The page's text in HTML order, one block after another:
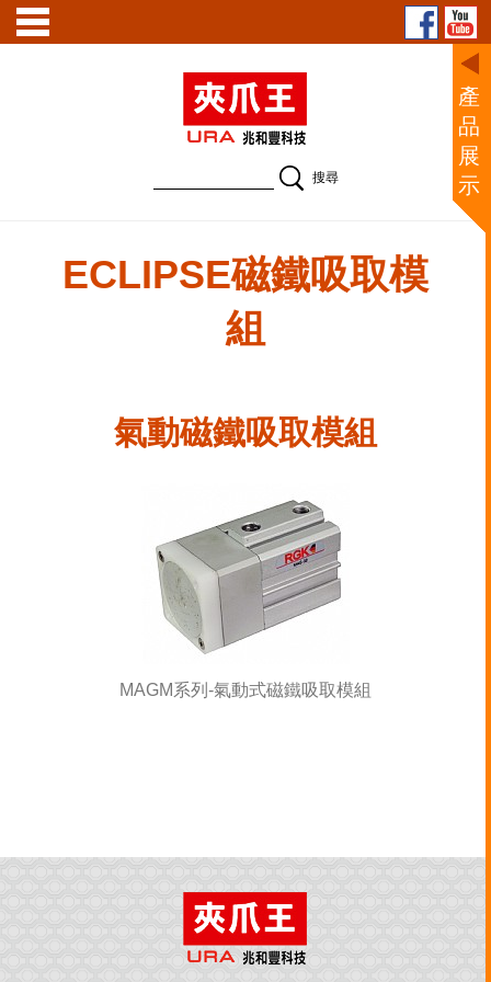
氣動磁鐵吸取模組
MAGM系列-氣動式磁鐵吸取模組
產
品
展
示